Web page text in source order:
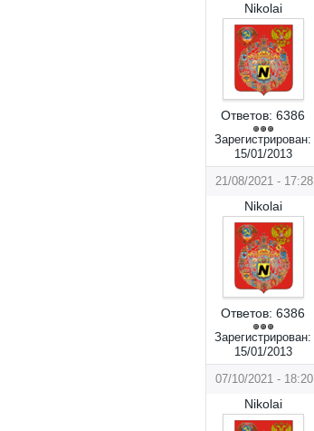
Nikolai
Ответов: 6386
Зарегистрирован:
15/01/2013
21/08/2021 - 17:28
Nikolai
Ответов: 6386
Зарегистрирован:
15/01/2013
07/10/2021 - 18:20
Nikolai